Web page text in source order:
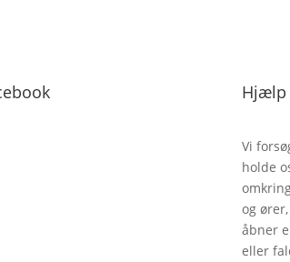
Hjælp
Vi
holde
og
åbner
eller